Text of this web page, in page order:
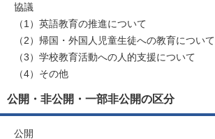
協議
（1）英語教育の推進について
（2）帰国・外国人児童生徒への教育について
（3）学校教育活動への人的支援について
（4）その他
公開・非公開・一部非公開の区分
公開